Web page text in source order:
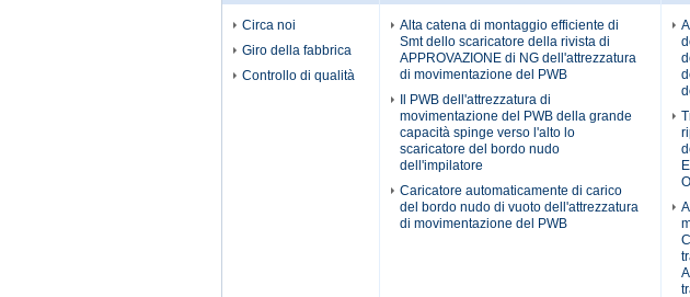
Circa noi
Giro della fabbrica
Controllo di qualità
Alta catena di montaggio efficiente di
Smt dello scaricatore della rivista di
APPROVAZIONE di NG dell'attrezzatura
di movimentazione del PWB
Il PWB dell'attrezzatura di
movimentazione del PWB della grande
capacità spinge verso l'alto lo
scaricatore del bordo nudo
dell'impilatore
Caricatore automaticamente di carico
del bordo nudo di vuoto dell'attrezzatura
di movimentazione del PWB